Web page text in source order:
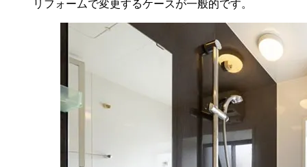
リフォームで変更するケースが一般的です。